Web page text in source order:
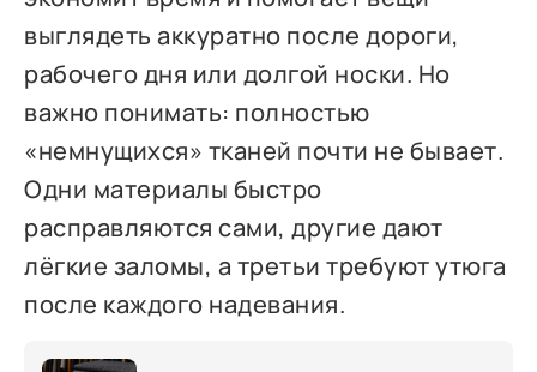
выглядеть аккуратно после дороги,
рабочего дня или долгой носки. Но
важно понимать: полностью
«немнущихся» тканей почти не бывает.
Одни материалы быстро
расправляются сами, другие дают
лёгкие заломы, а третьи требуют утюга
после каждого надевания.